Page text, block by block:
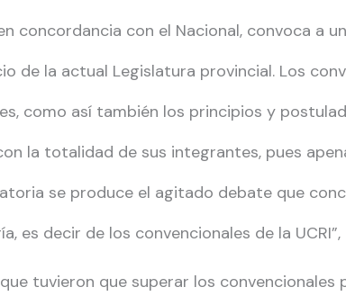
concordancia con el Nacional, convoca a
de la actual Legislatura provincial. Los
como así también los principios y
la totalidad de sus integrantes, pues
se produce el agitado debate que
es decir de los convencionales de la UCRI”,
tuvieron que superar los